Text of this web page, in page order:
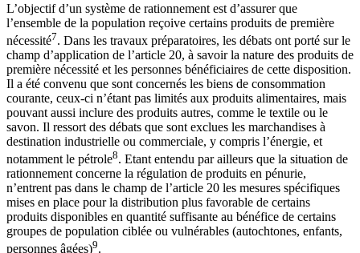
L’objectif d’un système de rationnement est d’assurer que
l’ensemble de la population reçoive certains produits de première
nécessité7. Dans les travaux préparatoires, les débats ont porté sur le
champ d’application de l’article 20, à savoir la nature des produits de
première nécessité et les personnes bénéficiaires de cette disposition.
Il a été convenu que sont concernés les biens de consommation
courante, ceux-ci n’étant pas limités aux produits alimentaires, mais
pouvant aussi inclure des produits autres, comme le textile ou le
savon. Il ressort des débats que sont exclues les marchandises à
destination industrielle ou commerciale, y compris l’énergie, et
notamment le pétrole8. Etant entendu par ailleurs que la situation de
rationnement concerne la régulation de produits en pénurie,
n’entrent pas dans le champ de l’article 20 les mesures spécifiques
mises en place pour la distribution plus favorable de certains
produits disponibles en quantité suffisante au bénéfice de certains
groupes de population ciblée ou vulnérables (autochtones, enfants,
personnes âgées)9.